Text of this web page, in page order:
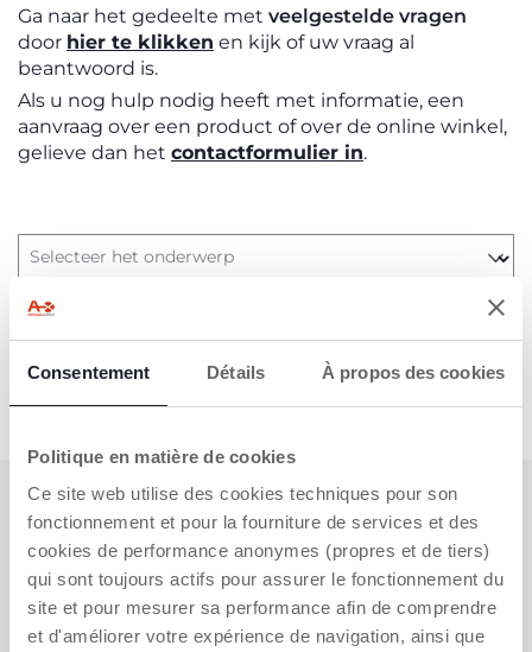
Consentement Détails À propos des cookies
Politique en matière de cookies
Ce site web utilise des cookies techniques pour son
fonctionnement et pour la fourniture de services et des
cookies de performance anonymes (propres et de tiers)
qui sont toujours actifs pour assurer le fonctionnement du
site et pour mesurer sa performance afin de comprendre
et d'améliorer votre expérience de navigation, ainsi que
Ga naar het gedeelte met veelgestelde vragen
door hier te klikken en kijk of uw vraag al
beantwoord is.
Als u nog hulp nodig heeft met informatie, een
aanvraag over een product of over de online winkel,
gelieve dan het contactformulier in.
Selecteer het onderwerp
ABONNEER U OP ONZE NIEUWSBRIEF
Nu al voor u een waardebon van €10 om online uit te
geven.
KRIJG DE KORTING